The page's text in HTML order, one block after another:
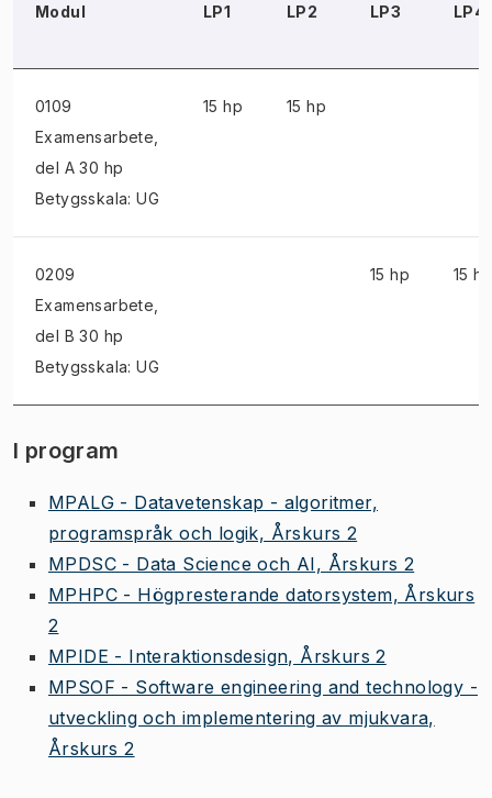
Modul LP1 LP2 LP3 LP4
0109
Examensarbete
del A 30 hp
Betygsskala: UG
15 hp 15 hp
0209
Examensarbete
del B 30 hp
Betygsskala: UG
15 hp 15 hp
I program
MPALG - Datavetenskap - algoritmer,
programspråk och logik, Årskurs 2
MPDSC - Data Science och AI, Årskurs 2
MPHPC - Högpresterande datorsystem, Årskurs
2
MPIDE - Interaktionsdesign, Årskurs 2
MPSOF - Software engineering and technology -
utveckling och implementering av mjukvara,
Årskurs 2